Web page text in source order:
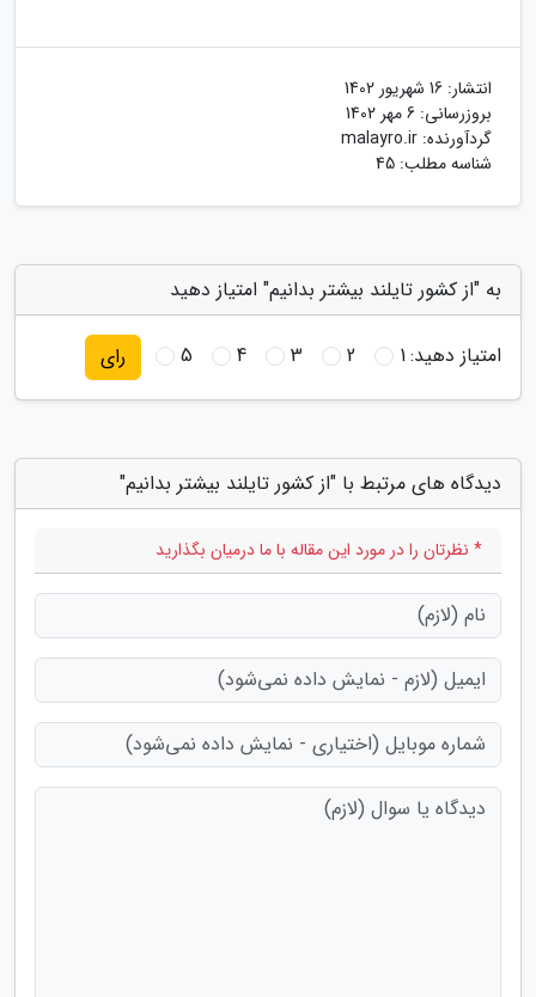
انتشار: 16 شهریور 1402
بروزرسانی: 6 مهر 1402
گردآورنده: malayro.ir
شناسه مطلب: 45
به "از کشور تایلند بیشتر بدانیم" امتیاز دهید
امتیاز دهید:1
2
3
4
5 رای
دیدگاه های مرتبط با "از کشور تایلند بیشتر بدانیم"
* نظرتان را در مورد این مقاله با ما درمیان بگذارید